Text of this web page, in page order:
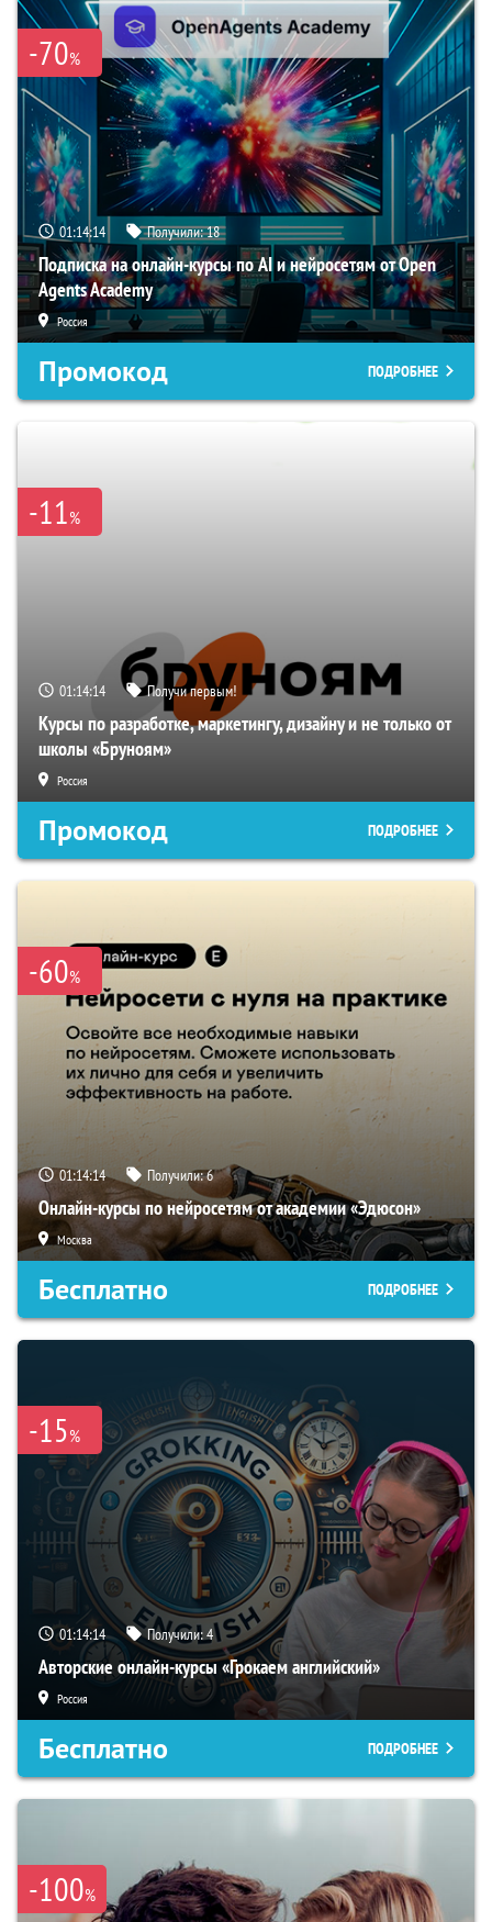
-70%
01:14:13 Получили:18
Подписка на онлайн-курсы по AI и нейросетям от Open
Agents Academy
Россия
Промокод ПОДРОБНЕЕ
-11%
01:14:13 Получи первым!
Курсы по разработке, маркетингу, дизайну и не только от
школы «Бруноям»
Россия
Промокод ПОДРОБНЕЕ
-60%
01:14:13 Получили:6
Онлайн-курсы по нейросетям от академии «Эдюсон»
Москва
Бесплатно ПОДРОБНЕЕ
-15%
01:14:13 Получили:4
Авторские онлайн-курсы «Грокаем английский»
Россия
Бесплатно ПОДРОБНЕЕ
-100%